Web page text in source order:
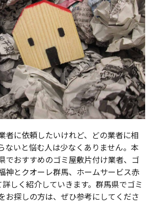
者に依頼したいけれど、どの業者に相
ないと悩む人は少なくありません。本
でおすすめのゴミ屋敷片付け業者、ゴ
神とクオーレ群馬、ホームサービス赤
しく紹介していきます。群馬県でゴミ
お探しの方は、ぜひ参考にしてくださ